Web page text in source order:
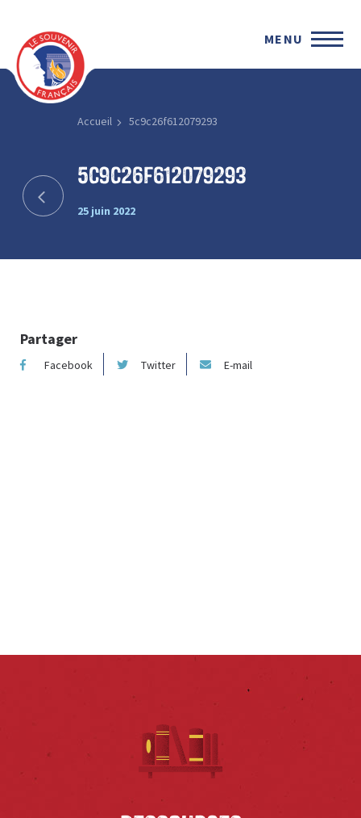
MENU
Accueil 5c9c26f612079293
5c9c26f612079293
25 juin 2022
Partager
Facebook Twitter E-mail